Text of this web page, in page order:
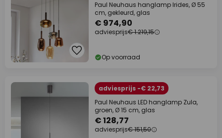
Paul Neuhaus hanglamp Irides, Ø 55
cm, gekleurd, glas
€ 974,90
adviesprijs€ 1.219,15
Op voorraad
adviesprijs -€ 22,73
Paul Neuhaus LED hanglamp Zula,
groen, Ø 15 cm, glas
€ 128,77
adviesprijs€ 151,50